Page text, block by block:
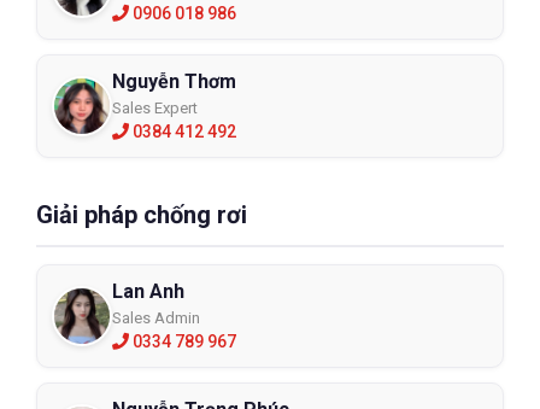
0906 018 986
Nguyễn Thơm
Sales Expert
0384 412 492
Giải pháp chống rơi
Lan Anh
Sales Admin
0334 789 967